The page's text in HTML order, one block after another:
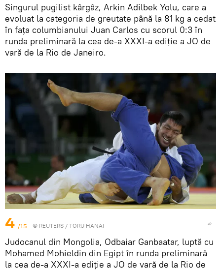
Singurul pugilist kârgâz, Arkin Adilbek Yolu, care a
evoluat la categoria de greutate până la 81 kg a cedat
în fața columbianului Juan Carlos cu scorul 0:3 în
runda preliminară la cea de-a XXXI-a ediție a JO de
vară de la Rio de Janeiro.
4 /15 © REUTERS / TORU HANAI
Judocanul din Mongolia, Odbaiar Ganbaatar, luptă cu
Mohamed Mohieldin din Egipt în runda preliminară
la cea de-a XXXI-a ediție a JO de vară de la Rio de